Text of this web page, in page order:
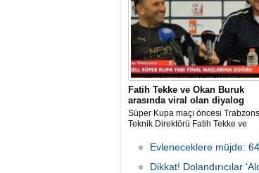
Fatih Tekke ve Okan Buruk
arasında viral olan diyalog
Süper Kupa maçı öncesi
Teknik Direktörü Fatih Tekke ve
Buruk arasında kilo üzerinden
esprili sohbet sosyal medyada
oldu.
Evleneceklere müjde:
Dikkat! Dolandırıcılar